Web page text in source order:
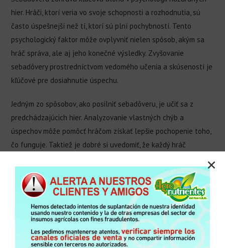
hier. Hráči, ktorí veria vo svoje schopnosti a rozhodnutia, sú
často úspešnejší než tí, ktorí sú plní pochybností. Tento
psychologický faktor môže ovplyvniť nielen spôsob, akým sa
hráč správa, ale aj jeho konečné výsledky. Zvyšovanie
sebadôvery prostredníctvom vedomého učenia a skúseností je
kľúčové pre dosiahnutie úspechu.
Jedným zo spôsobov, ako posilniť sebadôveru, je učiť sa z
predchádzajúcich hier. Analyzovanie vlastných chýb a
úspechov môže pomôcť hráčom získať lepšie pochopenie toho,
čo funguje. Taktiež je dobré si uvedomiť, že každý hráč
ide podľa plánov. Dôležité je nevzdávať sa a učiť sa z týchto
situácií.
Hráči by mali tiež rozvíjať mentálne techniky, ako sú
vizualizácia a afirmácie, ktoré môžu pomôcť posilniť ich
sebadôveru. Pred hrou si môžu predstaviť, ako dosahujú